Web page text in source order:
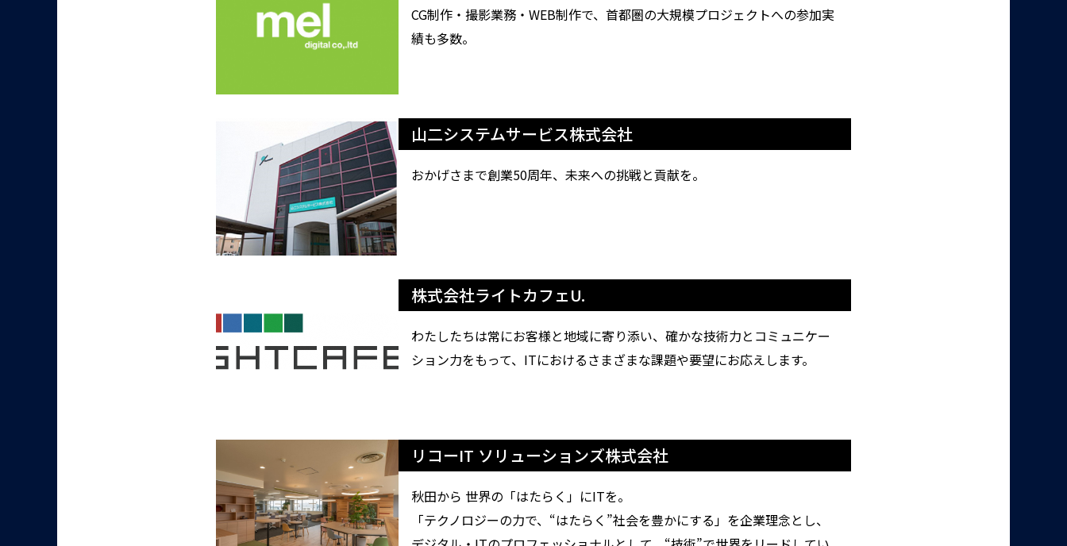
CG制作・撮影業務・WEB制作で、首都圏の大規模プロジェクトへの参加実
績も多数。
山二システムサービス株式会社
おかげさまで創業50周年、未来への挑戦と貢献を。
株式会社ライトカフェU.
わたしたちは常にお客様と地域に寄り添い、確かな技術力とコミュニケー
ション力をもって、ITにおけるさまざまな課題や要望にお応えします。
リコーIT ソリューションズ株式会社
秋田から 世界の「はたらく」にITを。
「テクノロジーの力で、“はたらく”社会を豊かにする」を企業理念とし、